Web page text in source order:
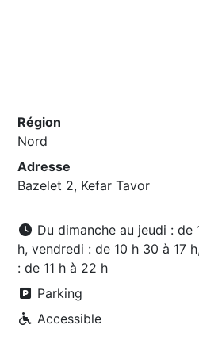
Région
Nord
Adresse
Bazelet 2, Kefar Tavor
Du dimanche au jeudi : de
h, vendredi : de 10 h 30 à 17
: de 11 h à 22 h
Parking
Accessible